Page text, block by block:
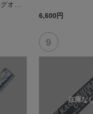
オー
ーム
6,600円